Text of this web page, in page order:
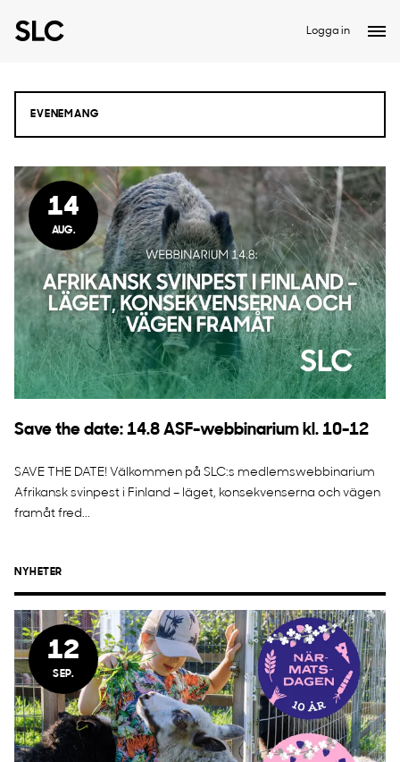
Logga in
14
AUG.
Save the date: 14.8 ASF-webbinarium kl. 10-12
SAVE THE DATE! Välkommen på SLC:s medlemswebbinarium
Afrikansk svinpest i Finland – läget, konsekvenserna och vägen
framåt fred...
NYHETER
12
SEP.